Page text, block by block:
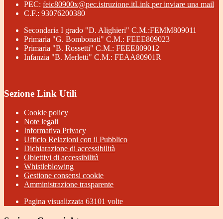
PEC: feic80900x@pec.istruzione.itLink per inviare una mail
C.F.: 93076200380
Secondaria I grado "D. Alighieri" C.M.:FEMM809011
Primaria "G. Bombonati" C.M.: FEEE809023
Primaria "B. Rossetti" C.M.: FEEE809012
Infanzia "B. Merletti" C.M.: FEAA80901R
Sezione Link Utili
Cookie policy
Note legali
Informativa Privacy
Ufficio Relazioni con il Pubblico
Dichiarazione di accessibilità
Obiettivi di accessibilità
Whistleblowing
Gestione consensi cookie
Amministrazione trasparente
Pagina visualizzata 63101 volte